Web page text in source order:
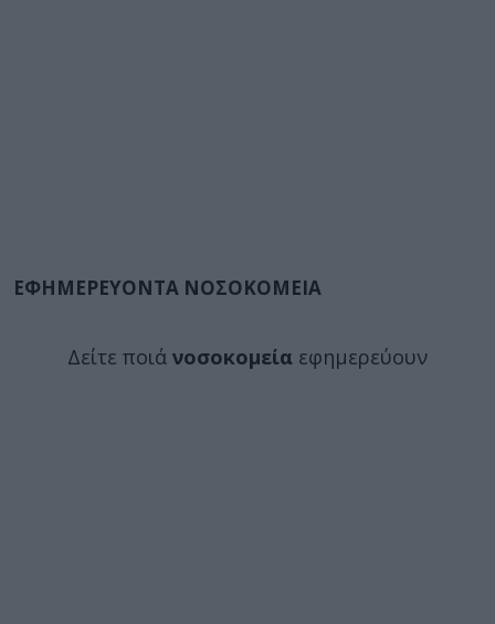
ΕΦΗΜΕΡΕΥΟΝΤΑ ΝΟΣΟΚΟΜΕΙΑ
Δείτε ποιά νοσοκομεία εφημερεύουν